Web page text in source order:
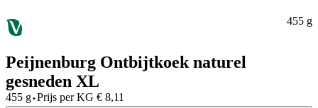
455 g
Peijnenburg Ontbijtkoek naturel
gesneden XL
455 g·Prijs per KG € 8,11